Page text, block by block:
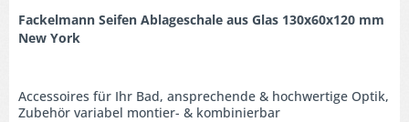
Fackelmann Seifen Ablageschale aus Glas 130x60x120 mm
New York
Accessoires für Ihr Bad, ansprechende & hochwertige Optik,
Zubehör variabel montier- & kombinierbar